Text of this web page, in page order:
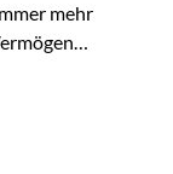
mehr
reale und